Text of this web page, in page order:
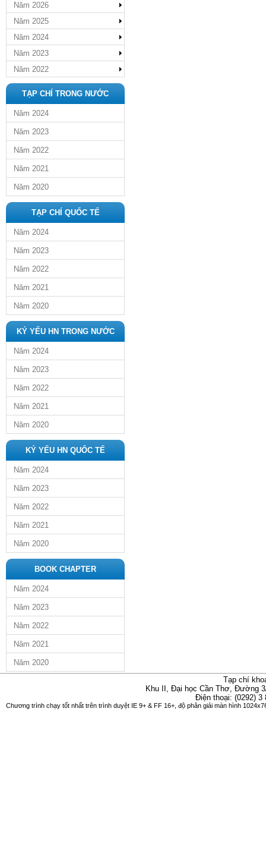
Năm 2026
Năm 2025
Năm 2024
Năm 2023
Năm 2022
TẠP CHÍ TRONG NƯỚC
Năm 2024
Năm 2023
Năm 2022
Năm 2021
Năm 2020
TẠP CHÍ QUỐC TẾ
Năm 2024
Năm 2023
Năm 2022
Năm 2021
Năm 2020
KỶ YẾU HN TRONG NƯỚC
Năm 2024
Năm 2023
Năm 2022
Năm 2021
Năm 2020
KỶ YẾU HN QUỐC TẾ
Năm 2024
Năm 2023
Năm 2022
Năm 2021
Năm 2020
BOOK CHAPTER
Năm 2024
Năm 2023
Năm 2022
Năm 2021
Năm 2020
Tạp chí
Khu II, Đại học Cần Thơ, Đường
Điện thoại: (0292)
Chương trình chạy tốt nhất trên trình duyệt IE 9+ & FF 16+, độ phân giải màn hình